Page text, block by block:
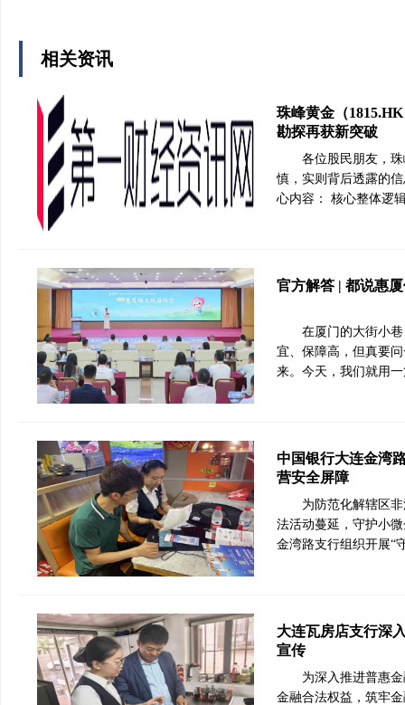
相关资讯
珠峰黄金（
勘探再获新突破
各位股民朋友，
慎，实则背后透露的
心内容： 核心整体逻
官方解答 | 都说惠
在厦门的大街小
宜、保障高，但真要
来。今天，我们就用
中国银行大连金湾
营安全屏障
为防范化解辖区
法活动蔓延，守护小
金湾路支行组织开展
大连瓦房店支行深
宣传
为深入推进普惠
金融合法权益，筑牢